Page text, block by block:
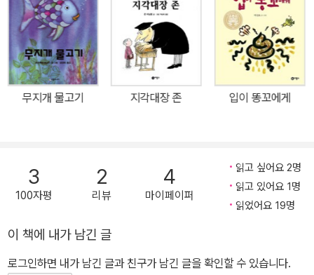
자 앞으로 지나갑니다. 거미를 본 사자는 울음을 그치고 거미에게 부
탁합니다. “거미야, 너도 한번 해 보지 않을래.” 다른 동물들은 “저 조
그만 녀석이 뭘 할 수 있겠어.” 하며 거미를 비웃습니다. 코끼리의 코,
사슴의 뿔, 토끼의 이빨, 딱따구리의 부리에 비하면 거미에게는 끈을
끊을 만한 것이 아무것도 없기 때문입니다. 하지만 거미는 생각을 다
르게 함으로써 다른 동물들을 놀라게 합니다. 가느다란 거미의 다리
복한 마음으로 오래오래 그 자리에 앉아 있습니다. 소유하지 않아도
즐길 수 있다 사람들은 무언가를 소유함으로써 기쁨을 얻으려 합니
다. 가지고 싶은 것을 가지지 못하면 슬픔에 빠지기도 하고, 욕심이 지
게 만들기도 합니다. 이 책에서 ‘끊어지지 않는 빨간 끈’은 혼자서 소
유할 수 없는 것을 상징합니다. 빨간 끈으로 머리를 묶고 싶은 사자는
무지개 물고기 지각대장 존 입이 똥꼬에게
3
100자평
2
리뷰
4
마이페이퍼
읽고 싶어요 2명
읽고 있어요 1명
읽었어요 19명
이 책에 내가 남긴 글
로그인하면 내가 남긴 글과 친구가 남긴 글을 확인할 수 있습니다.